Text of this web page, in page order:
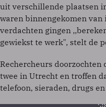
uit verschillende plaatsen
waren binnengekomen
verdachten gingen
gewiekst te werk", stelt de
Rechercheurs doorzochten
twee in Utrecht en troffen
telefoon, sieraden, drugs